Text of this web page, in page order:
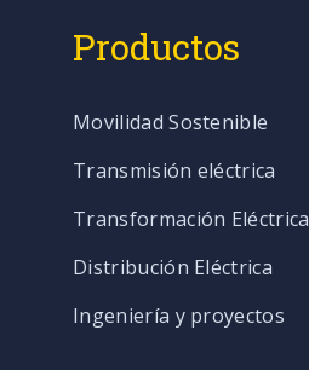
Productos
Movilidad Sostenible
Transmisión eléctrica
Transformación Eléctrica
Distribución Eléctrica
Ingeniería y proyectos